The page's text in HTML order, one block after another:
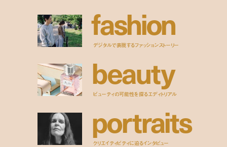
fashion
デジタルで表現するファッションストーリー
beauty
ビューティの可能性を探るエディトリアル
portraits
クリエイティビティに迫るインタビュー